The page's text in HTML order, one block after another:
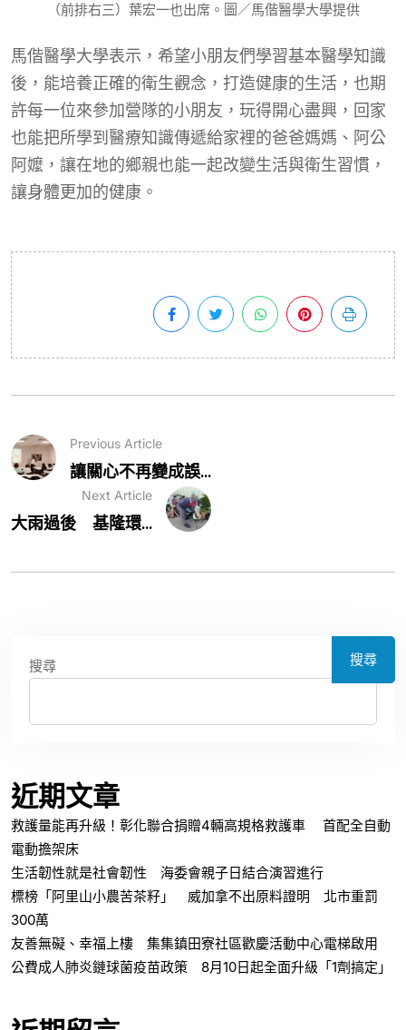
（前排右三）葉宏一也出席。圖／馬偕醫學大學提供
馬偕醫學大學表示，希望小朋友們學習基本醫學知識
後，能培養正確的衛生觀念，打造健康的生活，也期
許每一位來參加營隊的小朋友，玩得開心盡興，回家
也能把所學到醫療知識傳遞給家裡的爸爸媽媽、阿公
阿嬤，讓在地的鄉親也能一起改變生活與衛生習慣，
讓身體更加的健康。
Previous Article
讓關心不再變成誤...
Next Article
大雨過後 基隆環...
搜尋 搜尋
近期文章
救護量能再升級！彰化聯合捐贈4輛高規格救護車 首配全自動
電動擔架床
生活韌性就是社會韌性 海委會親子日結合演習進行
標榜「阿里山小農苦茶籽」 威加拿不出原料證明 北市重罰
300萬
友善無礙、幸福上樓 集集鎮田寮社區歡慶活動中心電梯啟用
公費成人肺炎鏈球菌疫苗政策 8月10日起全面升級「1劑搞定」